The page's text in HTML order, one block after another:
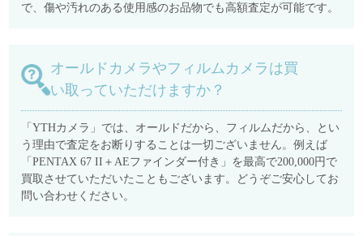
で、傷や汚れのある使用感のお品物でも高額査定が可能です。
オールドカメラやフィルムカメラは買
い取っていただけますか？
「YTHカメラ」では、オールドだから、フィルムだから、とい
う理由で査定をお断りすることは一切ございません。例えば
「PENTAX 67 II＋AEファインダー付き」を最高で200,000円で
買取させていただいたこともございます。どうぞご安心してお
問い合わせください。